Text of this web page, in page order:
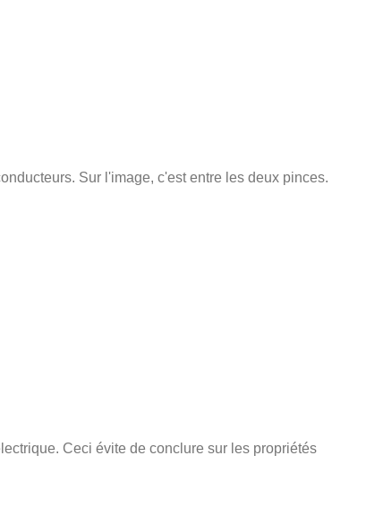
Sur l'image, c'est entre les deux pinces.
Ceci évite de conclure sur les propriétés